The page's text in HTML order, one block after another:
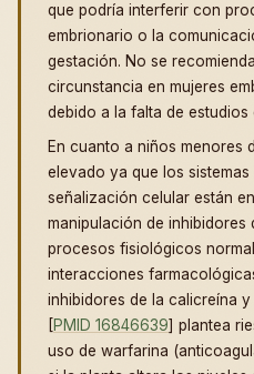
que podría interferir con
embrionario o la
gestación. No se
circunstancia en mujeres
debido a la falta de
En cuanto a niños menores
elevado ya que los
señalización celular están
manipulación de
procesos fisiológicos
interacciones
inhibidores de la calicreína
[PMID 16846639] plantea
uso de warfarina